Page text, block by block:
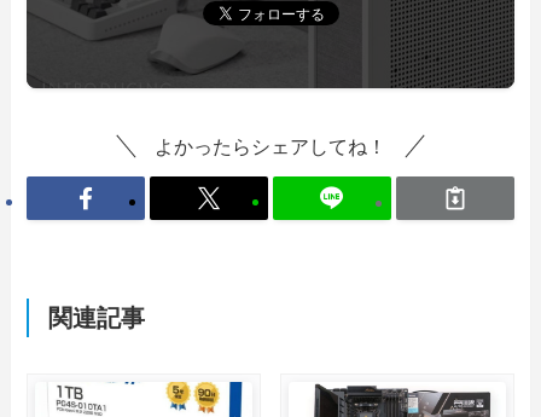
よかったらシェアしてね！
関連記事